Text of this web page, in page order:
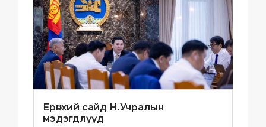
Ерөнхий сайд Н.Учралын
мэдэгдлүүд